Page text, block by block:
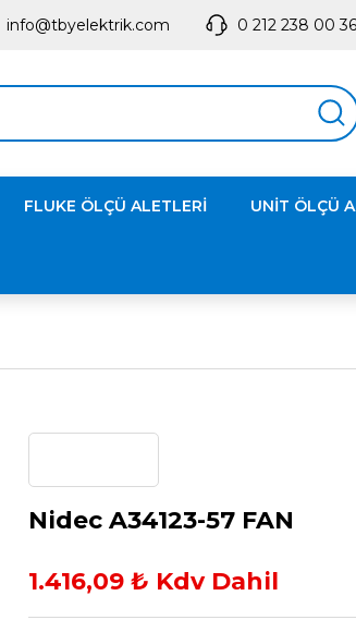
info@tbyelektrik.com 0 212 238 00 36
FLUKE ÖLÇÜ ALETLERİ UNİT ÖLÇÜ
Nidec A34123-57 FAN
1.416,09 ₺ Kdv Dahil